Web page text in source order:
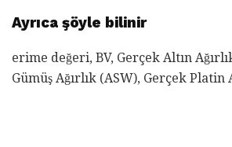
Ayrıca şöyle bilinir
erime değeri, BV, Gerçek Altın
Gümüş Ağırlık (ASW), Gerçek Platin